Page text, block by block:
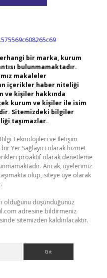
bir marka, kurum
bulunmamaktadır.
makaleler
içerikler haber niteliği
ve kişiler hakkında
kurum ve kişiler ile isim
Sitemizdeki bilgiler
taşımazlar.
Bilgi Teknolojileri ve İletişim
Yer Sağlayıcı olarak hizmet
proaktif olarak denetleme
Ancak, üyelerimiz
olup, siteye üye olarak
olduğunu düşündüğünüz
adresine bildirmeniz
sitemizden kaldırılacaktır.